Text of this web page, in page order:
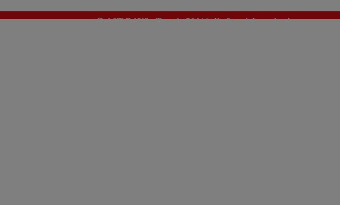
⚡LAST DAYS : Tout à -50%* dès 2 articles achetés>